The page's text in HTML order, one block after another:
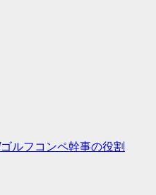
ルフコンペ幹事の役割